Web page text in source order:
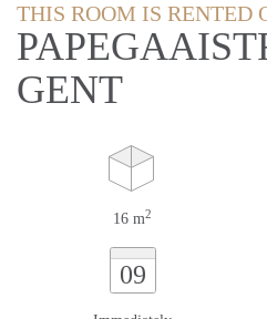
THIS ROOM IS RENTED
GENT
16 m2
09